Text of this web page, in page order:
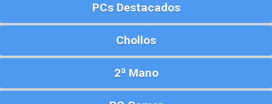
PCs Destacados
Chollos
2ª Mano